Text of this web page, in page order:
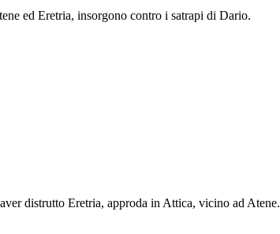
ed Eretria, insorgono contro i satrapi di Dario.
distrutto Eretria, approda in Attica, vicino ad Atene.